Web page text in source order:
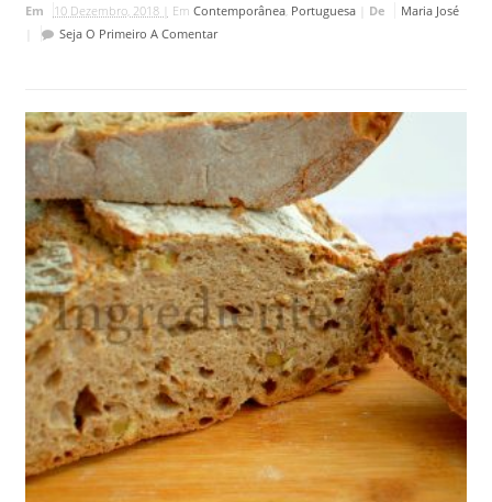
Em 10 Dezembro, 2018 | Em Contemporânea, Portuguesa| De
Maria José
Seja O Primeiro A Comentar